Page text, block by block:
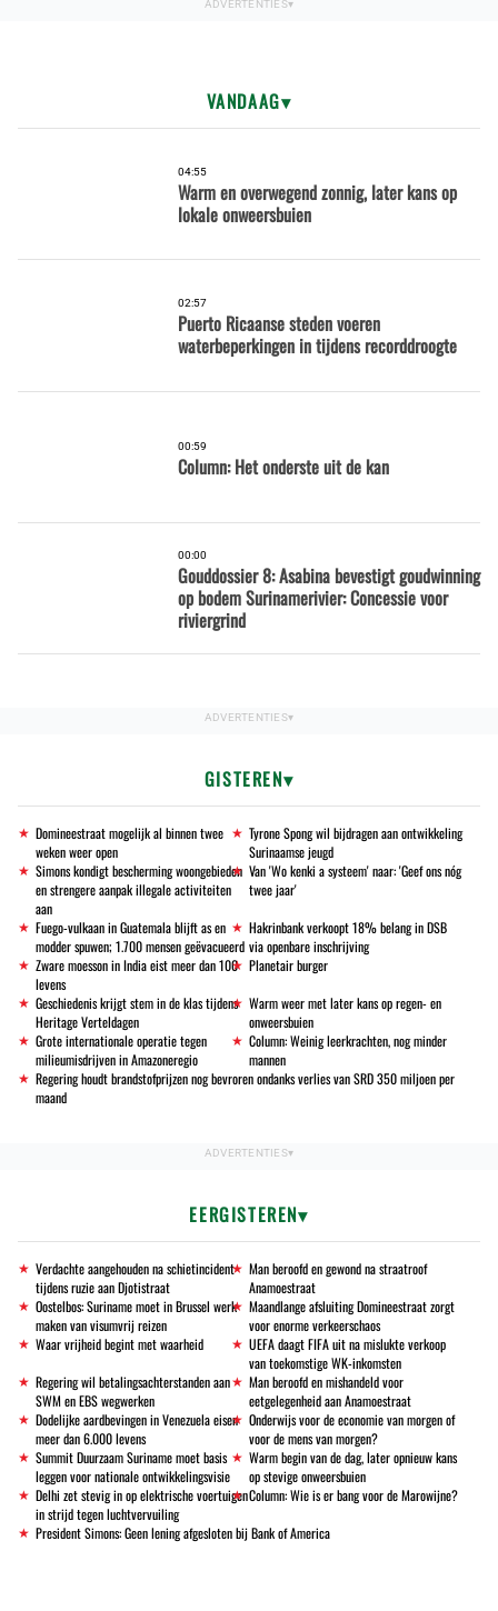
VANDAAG
04:55
Warm en overwegend zonnig, later kans op
lokale onweersbuien
02:57
Puerto Ricaanse steden voeren
waterbeperkingen in tijdens recorddroogte
00:59
Column: Het onderste uit de kan
00:00
Gouddossier 8: Asabina bevestigt goudwinning
op bodem Surinamerivier: Concessie voor
riviergrind
GISTEREN
Domineestraat mogelijk al binnen twee
weken weer open
Tyrone Spong wil bijdragen aan ontwikkeling
Surinaamse jeugd
Simons kondigt bescherming woongebieden
en strengere aanpak illegale activiteiten
aan
Van 'Wo kenki a systeem' naar: 'Geef ons nóg
twee jaar'
Fuego-vulkaan in Guatemala blijft as en
modder spuwen; 1.700 mensen geëvacueerd
Hakrinbank verkoopt 18% belang in DSB
via openbare inschrijving
Zware moesson in India eist meer dan 100
levens
Planetair burger
Geschiedenis krijgt stem in de klas tijdens
Heritage Verteldagen
Warm weer met later kans op regen- en
onweersbuien
Grote internationale operatie tegen
milieumisdrijven in Amazoneregio
Column: Weinig leerkrachten, nog minder
mannen
Regering houdt brandstofprijzen nog bevroren ondanks verlies van SRD 350 miljoen per
maand
EERGISTEREN
Verdachte aangehouden na schietincident
tijdens ruzie aan Djotistraat
Man beroofd en gewond na straatroof
Anamoestraat
Oostelbos: Suriname moet in Brussel werk
maken van visumvrij reizen
Maandlange afsluiting Domineestraat zorgt
voor enorme verkeerschaos
Waar vrijheid begint met waarheid
UEFA daagt FIFA uit na mislukte verkoop
van toekomstige WK-inkomsten
Regering wil betalingsachterstanden aan
SWM en EBS wegwerken
Man beroofd en mishandeld voor
eetgelegenheid aan Anamoestraat
Dodelijke aardbevingen in Venezuela eisen
meer dan 6.000 levens
Onderwijs voor de economie van morgen of
voor de mens van morgen?
Summit Duurzaam Suriname moet basis
leggen voor nationale ontwikkelingsvisie
Warm begin van de dag, later opnieuw kans
op stevige onweersbuien
Delhi zet stevig in op elektrische voertuigen
in strijd tegen luchtvervuiling
Column: Wie is er bang voor de Marowijne?
President Simons: Geen lening afgesloten bij Bank of America